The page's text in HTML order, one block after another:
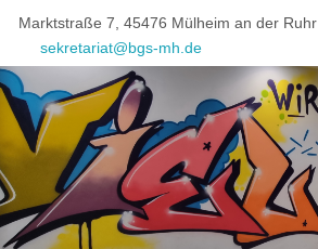
Marktstraße 7, 45476 Mülheim an der Ruhr
sekretariat@bgs-mh.de